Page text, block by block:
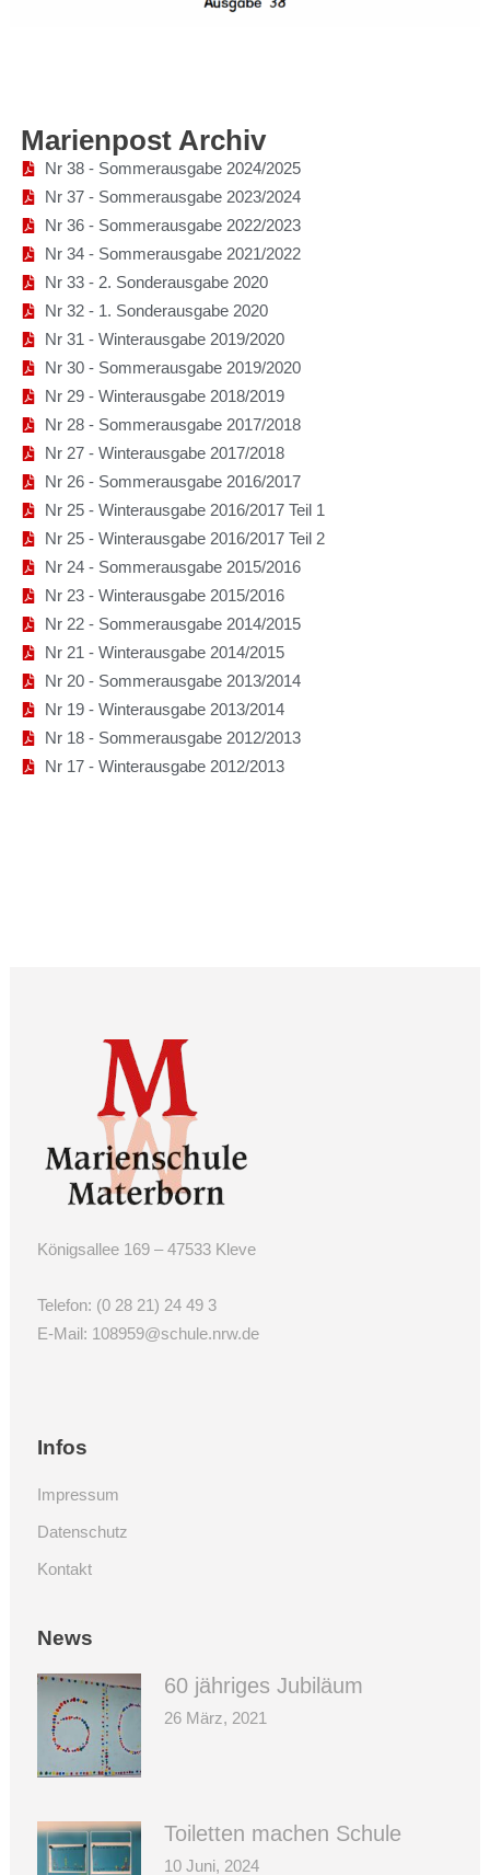
Marienpost Archiv
Nr 38 - Sommerausgabe 2024/2025
Nr 37 - Sommerausgabe 2023/2024
Nr 36 - Sommerausgabe 2022/2023
Nr 34 - Sommerausgabe 2021/2022
Nr 33 - 2. Sonderausgabe 2020
Nr 32 - 1. Sonderausgabe 2020
Nr 31 - Winterausgabe 2019/2020
Nr 30 - Sommerausgabe 2019/2020
Nr 29 - Winterausgabe 2018/2019
Nr 28 - Sommerausgabe 2017/2018
Nr 27 - Winterausgabe 2017/2018
Nr 26 - Sommerausgabe 2016/2017
Nr 25 - Winterausgabe 2016/2017 Teil 1
Nr 25 - Winterausgabe 2016/2017 Teil 2
Nr 24 - Sommerausgabe 2015/2016
Nr 23 - Winterausgabe 2015/2016
Nr 22 - Sommerausgabe 2014/2015
Nr 21 - Winterausgabe 2014/2015
Nr 20 - Sommerausgabe 2013/2014
Nr 19 - Winterausgabe 2013/2014
Nr 18 - Sommerausgabe 2012/2013
Nr 17 - Winterausgabe 2012/2013
Königsallee 169 – 47533 Kleve
Telefon: (0 28 21) 24 49 3
E-Mail: 108959@schule.nrw.de
Infos
Impressum
Datenschutz
Kontakt
News
60 jähriges Jubiläum
26 März, 2021
Toiletten machen Schule
10 Juni, 2024